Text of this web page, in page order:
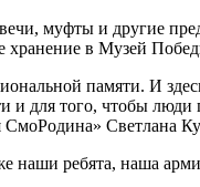
муфты и другие
хранение в Музей
памяти. И
и для того, чтобы
СмоРодина» Светлана
наши ребята, наша